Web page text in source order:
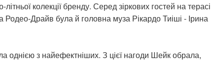
колекції бренду. Серед зіркових гостей на терасі
Родео-Драйв була й головна муза Рікардо Тиіші - Ірина
однією з найефектніших. З цієї нагоди Шейк обрала,